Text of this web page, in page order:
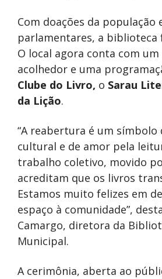
Com doações da população
parlamentares, a biblioteca
O local agora conta com
acolhedor e uma
Clube do Livro, o Sarau
da Lição.
“A reabertura é um símbolo
cultural e de amor pela
trabalho coletivo, movido
acreditam que os livros
Estamos muito felizes em
espaço à comunidade”,
Camargo, diretora da
Municipal.
A cerimônia, aberta ao